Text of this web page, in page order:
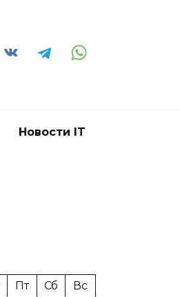
Новости IT
Пт Сб
Вс